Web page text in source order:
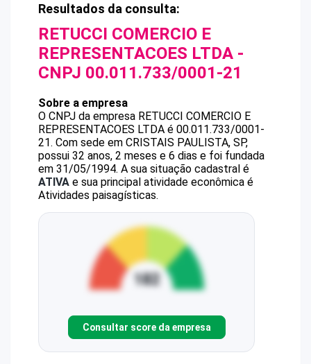
Resultados da consulta:
RETUCCI COMERCIO E
REPRESENTACOES LTDA -
CNPJ 00.011.733/0001-21
Sobre a empresa
O CNPJ da empresa RETUCCI COMERCIO E
REPRESENTACOES LTDA é 00.011.733/0001-
21. Com sede em CRISTAIS PAULISTA, SP,
possui 32 anos, 2 meses e 6 dias e foi fundada
em 31/05/1994. A sua situação cadastral é
ATIVA e sua principal atividade econômica é
Atividades paisagísticas.
Consultar score da empresa